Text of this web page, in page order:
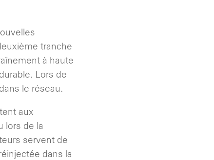
tranche
à haute
Lors de
le réseau.
aux
lors de la
servent de
dans la